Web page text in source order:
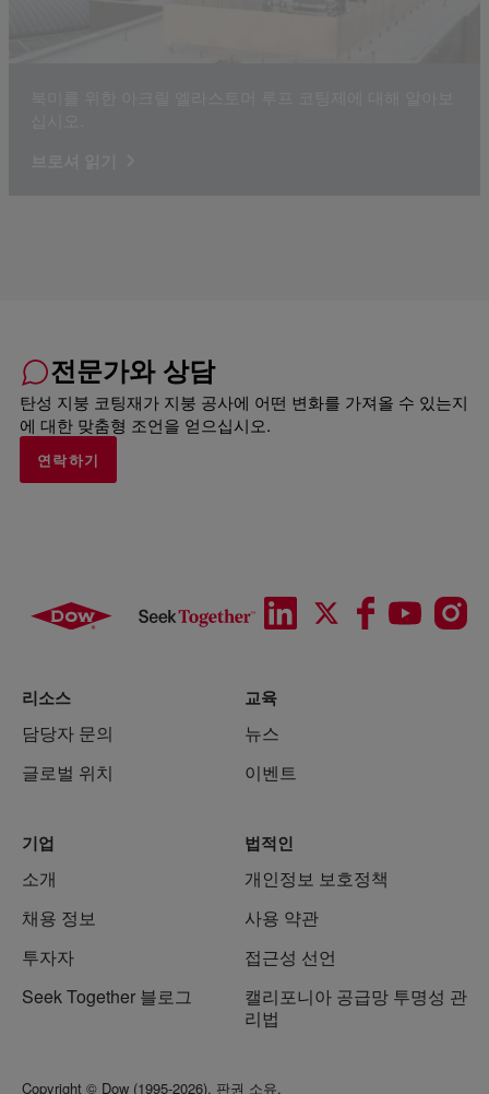
전문가와 상담
탄성 지붕 코팅재가 지붕 공사에 어떤 변화를 가져올 수 있는지
에 대한 맞춤형 조언을 얻으십시오.
연락하기
리소스
담당자 문의
글로벌 위치
교육
뉴스
이벤트
기업
소개
채용 정보
투자자
Seek Together 블로그
법적인
개인정보 보호정책
사용 약관
접근성 선언
캘리포니아 공급망 투명성 관
리법
Copyright © Dow (1995-2026). 판권 소유.